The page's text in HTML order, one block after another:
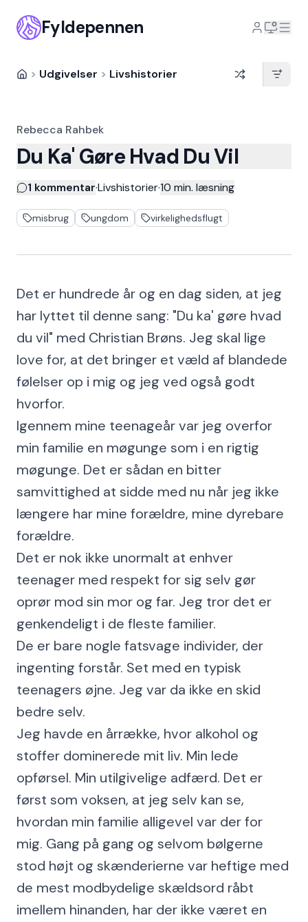
Fyldepennen
> Udgivelser > Livshistorier
Rebecca Rahbek
Du Ka' Gøre Hvad Du Vil
1 kommentar·Livshistorier·10 min. læsning
misbrug ungdom virkelighedsflugt
Det er hundrede år og en dag siden, at jeg
har lyttet til denne sang: "Du ka' gøre hvad
du vil" med Christian Brøns. Jeg skal lige
love for, at det bringer et væld af blandede
følelser op i mig og jeg ved også godt
hvorfor.
Igennem mine teenageår var jeg overfor
min familie en møgunge som i en rigtig
møgunge. Det er sådan en bitter
samvittighed at sidde med nu når jeg ikke
længere har mine forældre, mine dyrebare
forældre.
Det er nok ikke unormalt at enhver
teenager med respekt for sig selv gør
oprør mod sin mor og far. Jeg tror det er
genkendeligt i de fleste familier.
De er bare nogle fatsvage individer, der
ingenting forstår. Set med en typisk
teenagers øjne. Jeg var da ikke en skid
bedre selv.
Jeg havde en årrække, hvor alkohol og
stoffer dominerede mit liv. Min lede
opførsel. Min utilgivelige adfærd. Det er
først som voksen, at jeg selv kan se,
hvordan min familie alligevel var der for
mig. Gang på gang og selvom bølgerne
stod højt og skænderierne var heftige med
de mest modbydelige skældsord råbt
imellem hinanden, har der ikke været en